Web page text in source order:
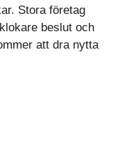
Stora företag
beslut och
att dra nytta